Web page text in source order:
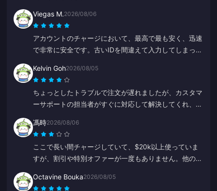
Viegas M.2026/08/06
アカウントのチャージにおいて、最高で最も安く、迅速
で非常に安全です。古いIDを間違えて入力してしまった
れました。
Kelvin Goh2026/08/05
ちょっとしたトラブルで注文が遅れましたが、カスタマ
ーサポートの担当者がすぐに対応して解決してくれ、補
力に感謝します。ありがとうございました！
馮時2026/08/06
ここで長い間チャージしていて、$20k以上使っていま
すが、割引や特別オファーが一度もありません。他のプ
ます。常連客への特典がないのは残念です。
Octavine Bouka2026/08/05